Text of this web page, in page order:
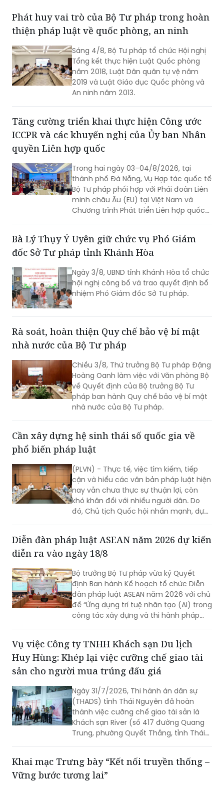
Phát huy vai trò của Bộ Tư pháp trong hoàn
thiện pháp luật về quốc phòng, an ninh
Sáng 4/8, Bộ Tư pháp tổ chức Hội nghị
Tổng kết thực hiện Luật Quốc phòng
năm 2018, Luật Dân quân tự vệ năm
2019 và Luật Giáo dục Quốc phòng và
An ninh năm 2013.
Tăng cường triển khai thực hiện Công ước
ICCPR và các khuyến nghị của Ủy ban Nhân
quyền Liên hợp quốc
Trong hai ngày 03–04/8/2026, tại
thành phố Đà Nẵng, Vụ Hợp tác quốc tế
Bộ Tư pháp phối hợp với Phái đoàn Liên
minh châu Âu (EU) tại Việt Nam và
Chương trình Phát triển Liên hợp quốc
ban Nhân quyền Liên hợp quốc đối với
Báo cáo định kỳ lần thứ tư của Việt
các quyền dân sự và chính trị (ICCPR)
và Hội nghị tập huấn về thực hiện Công
ước ICCPR. Đây là chuỗi hoạt động
Việt Nam giai đoạn II” (EU JULE II), góp
phần nâng cao năng lực của các cơ
quan, tổ chức trong việc thực hiện các
quyền con người.
Bà Lý Thụy Ý Uyên giữ chức vụ Phó Giám
đốc Sở Tư pháp tỉnh Khánh Hòa
Ngày 3/8, UBND tỉnh Khánh Hòa tổ chức
hội nghị công bố và trao quyết định bổ
nhiệm Phó Giám đốc Sở Tư pháp.
Rà soát, hoàn thiện Quy chế bảo vệ bí mật
nhà nước của Bộ Tư pháp
Chiều 3/8, Thứ trưởng Bộ Tư pháp Đặng
Hoàng Oanh làm việc với Văn phòng Bộ
về Quyết định của Bộ trưởng Bộ Tư
pháp ban hành Quy chế bảo vệ bí mật
nhà nước của Bộ Tư pháp.
Cần xây dựng hệ sinh thái số quốc gia về
phổ biến pháp luật
(PLVN) - Thực tế, việc tìm kiếm, tiếp
cận và hiểu các văn bản pháp luật hiện
nay vẫn chưa thực sự thuận lợi, còn
khó khăn đối với nhiều người dân. Do
đó, Chủ tịch Quốc hội nhấn mạnh, dự
việc xây dựng hệ sinh thái số quốc gia
về phổ biến, giáo dục pháp luật.
Diễn đàn pháp luật ASEAN năm 2026 dự kiến
diễn ra vào ngày 18/8
Bộ trưởng Bộ Tư pháp vừa ký Quyết
định Ban hành Kế hoạch tổ chức Diễn
đàn pháp luật ASEAN năm 2026 với chủ
đề “Ứng dụng trí tuệ nhân tạo (AI) trong
công tác xây dựng và thi hành pháp
Vụ việc Công ty TNHH Khách sạn Du lịch
Huy Hùng: Khép lại việc cưỡng chế giao tài
sản cho người mua trúng đấu giá
Ngày 31/7/2026, Thi hành án dân sự
(THADS) tỉnh Thái Nguyên đã hoàn
thành việc cưỡng chế giao tài sản là
Khách sạn River (số 417 đường Quang
Trung, phường Quyết Thắng, tỉnh Thái
án kinh doanh, thương mại có giá trị
lớn, việc tổ chức thi hành kéo dài gần 3
Khai mạc Trưng bày “Kết nối truyền thống –
Vững bước tương lai”